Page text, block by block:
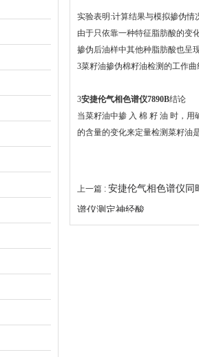
实验表明 :计算结果与模拟掺伪情
由于只依靠一种特征脂肪酸的变
掺伪后油样中其他种脂肪酸也呈
3菜籽油掺伪棉籽油检测的工作曲
3安捷伦气相色谱仪7890B结论
当菜籽油中掺 入 棉 籽 油 时，
的含量的变化来定量检测菜籽油
上一篇 : 安捷伦气相色谱仪同
谱仪测定神经酸